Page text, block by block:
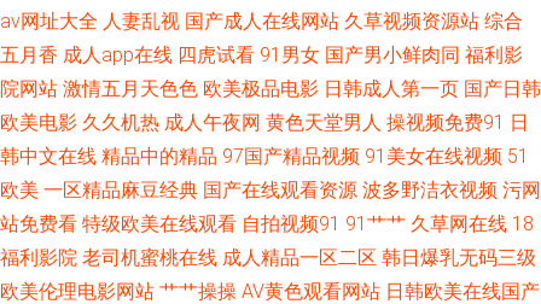
网曝台湾 亚洲国产中文字幕乱 白丝黑丝美女九一搞黄视频 免费wwwxxx 国
产高清视频在线 五月天婷婷色 超碰久久夜夜 久久资源网站无码 神马激情综
合 18岁成人片 国产免费人成 欧洲精品色在线观看 亚洲日本视频 成全电影免
费看 久操视频免费在线观看 色99日韩 中文字幕第一页 国产黑色 男女午夜爽
爽大片免费 午夜三级网站 9久热这里只有精品 狠狠色97欧美 日韩成人大片
av网址大全 人妻乱视 国产成人在线网站 久草视频资源站 综合
五月香 成人app在线 四虎试看 91男女 国产男小鲜肉同 福利影
院网站 激情五月天色色 欧美极品电影 日韩成人第一页 国产日韩
欧美电影 久久机热 成人午夜网 黄色天堂男人 操视频免费91 日
韩中文在线 精品中的精品 97国产精品视频 91美女在线视频 51
欧美 一区精品麻豆经典 国产在线观看资源 波多野洁衣视频 污网
站免费看 特级欧美在线观看 自拍视频91 91艹艹 久草网在线 18
福利影院 老司机蜜桃在线 成人精品一区二区 韩日爆乳无码三级
欧美伦理电影网站 艹艹操操 AV黄色观看网站 日韩欧美在线国产